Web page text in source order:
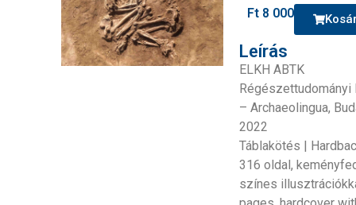
Ft 8 000
Leírás
ELKH ABTK
Régészettudományi
– Archaeolingua,
2022
Táblakötés |
316 oldal,
színes